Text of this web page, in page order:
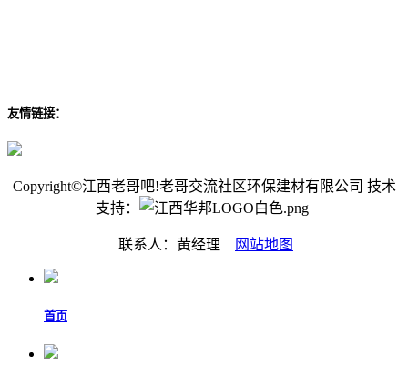
友情链接：
Copyright©江西老哥吧!老哥交流社区环保建材有限公司 技术
支持：
联系人：黄经理 网站地图
首页